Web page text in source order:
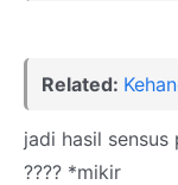
Related:
jadi hasil
???? *mikir